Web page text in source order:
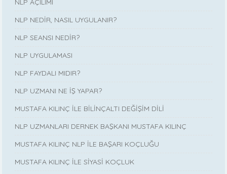
NLP AÇILIMI
NLP NEDİR, NASIL UYGULANIR?
NLP SEANSI NEDİR?
NLP UYGULAMASI
NLP FAYDALI MIDIR?
NLP UZMANI NE İŞ YAPAR?
MUSTAFA KILINÇ İLE BİLİNÇALTI DEĞİŞİM DİLİ
NLP UZMANLARI DERNEK BAŞKANI MUSTAFA KILINÇ
MUSTAFA KILINÇ NLP İLE BAŞARI KOÇLUĞU
MUSTAFA KILINÇ İLE SİYASİ KOÇLUK